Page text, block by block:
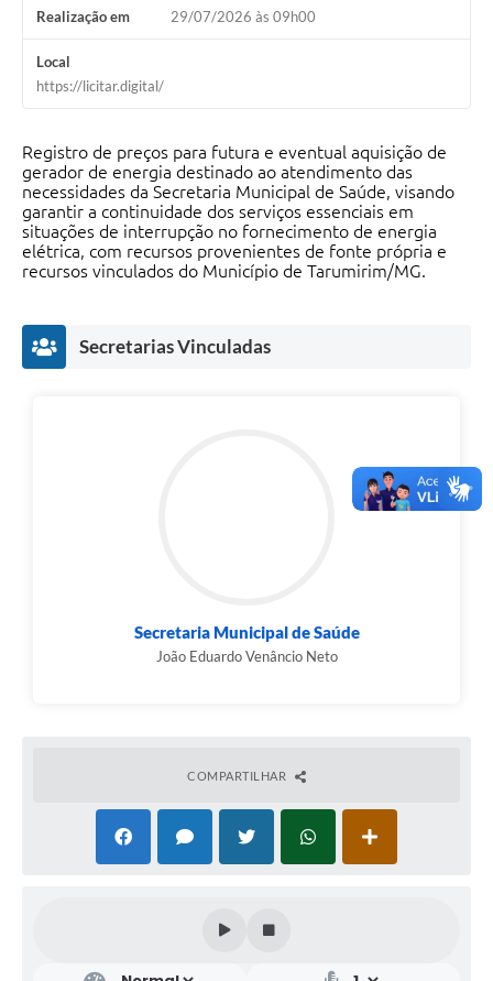
Realização em 29/07/2026 às 09h00
Local
https://licitar.digital/
Registro de preços para futura e eventual aquisição de
gerador de energia destinado ao atendimento das
necessidades da Secretaria Municipal de Saúde, visando
garantir a continuidade dos serviços essenciais em
situações de interrupção no fornecimento de energia
elétrica, com recursos provenientes de fonte própria e
recursos vinculados do Município de Tarumirim/MG.
Secretarias Vinculadas
Secretaria Municipal de Saúde
João Eduardo Venâncio Neto
COMPARTILHAR